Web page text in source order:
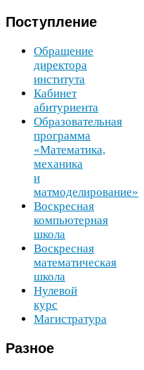
Поступление
Обращение
директора
института
Кабинет
абитуриента
Образовательная
программа
«Математика,
механика
и
матмоделирование»
Воскресная
компьютерная
школа
Воскресная
математическая
школа
Нулевой
курс
Магистратура
Разное